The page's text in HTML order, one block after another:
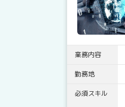
業務内容
勤務地
必須スキル